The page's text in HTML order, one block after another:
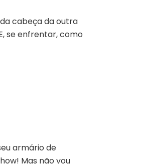
cabeça da outra
se enfrentar, como
armário de
Mas não vou